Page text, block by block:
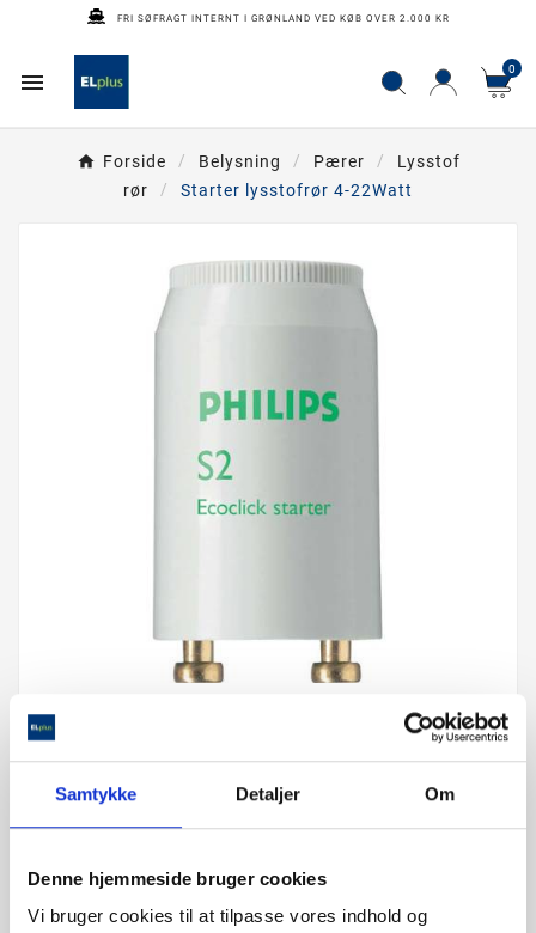
Samtykke Detaljer Om
Denne hjemmeside bruger cookies
Vi bruger cookies til at tilpasse vores indhold og
FRI SØFRAGT INTERNT I GRØNLAND VED KØB OVER 2.000 KR
 0
Forside Belysning Pærer
Lysstof
rør
Starter lysstofrør 4-22Watt
22Watt
25,00 kr.